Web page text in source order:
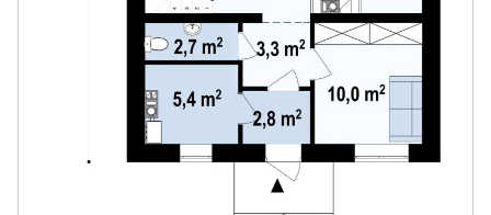
Санузлы расположенные один под другим
упростят установку водопровода и
канализации в доме.
Классические формы дома придутся по вкусу
любителям традиционной архитектуры.